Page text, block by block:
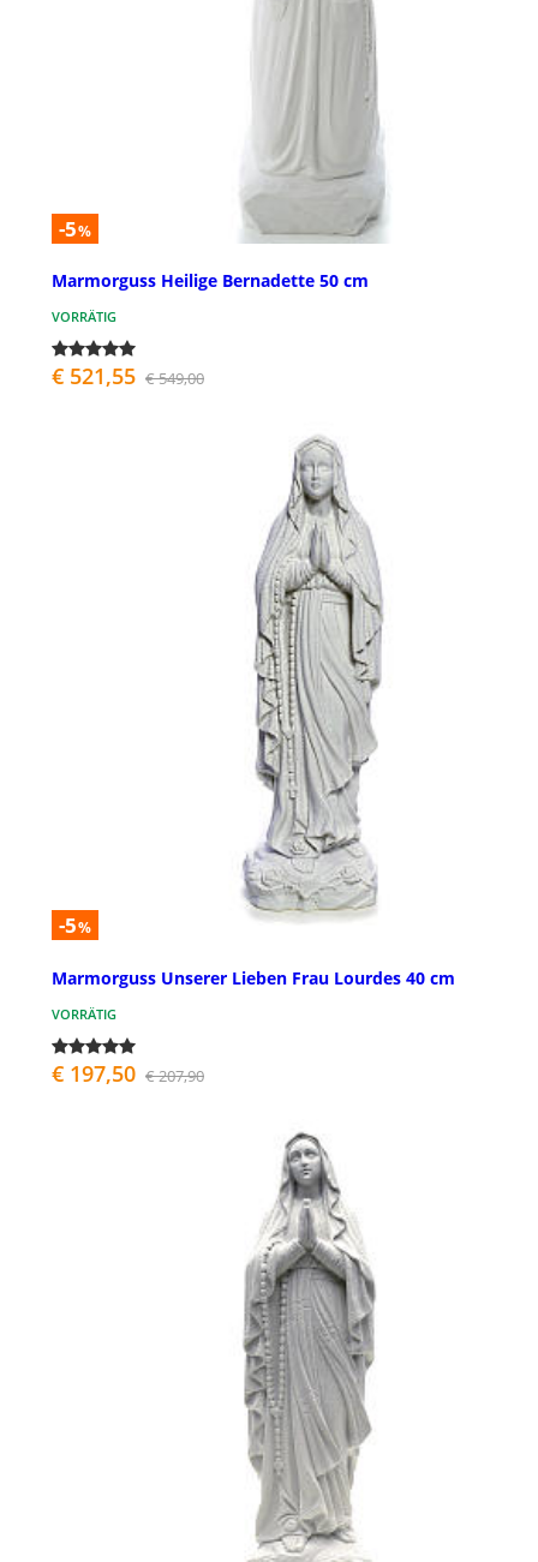
-5%
Marmorguss Heilige Bernadette 50 cm
VORRÄTIG
€ 521,55 € 549,00
-5%
Marmorguss Unserer Lieben Frau Lourdes 40 cm
VORRÄTIG
€ 197,50 € 207,90